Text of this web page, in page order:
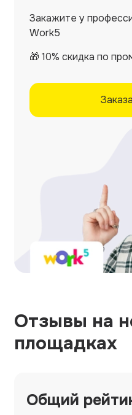
Закажите у
Work5
🎁 10% скидка по
Отзывы на
площадках
Общий